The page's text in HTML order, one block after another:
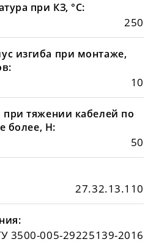
при КЗ, °С:
250
изгиба при монтаже,
10
тяжении кабелей по
более, Н:
50
27.32.13.110
3500-005-29225139-2016